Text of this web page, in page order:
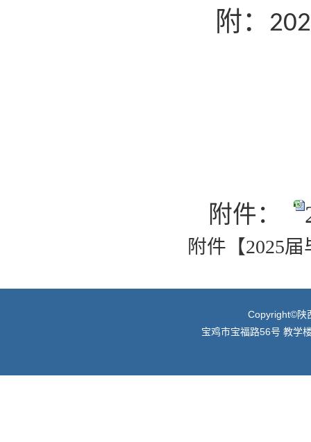
附：
附件：
附件【2025
Copyright©陕
宝鸡市宝福路56号 教学